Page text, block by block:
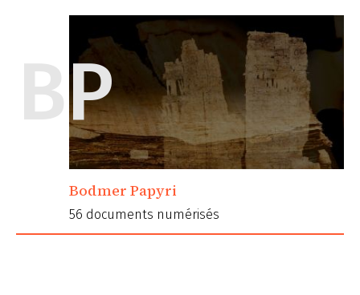
BP
Bodmer Papyri
56 documents numérisés